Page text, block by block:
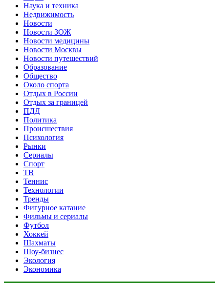
Наука и техника
Недвижимость
Новости
Новости ЗОЖ
Новости медицины
Новости Москвы
Новости путешествий
Образование
Общество
Около спорта
Отдых в России
Отдых за границей
ПДД
Политика
Происшествия
Психология
Рынки
Сериалы
Спорт
ТВ
Теннис
Технологии
Тренды
Фигурное катание
Фильмы и сериалы
Футбол
Хоккей
Шахматы
Шоу-бизнес
Экология
Экономика